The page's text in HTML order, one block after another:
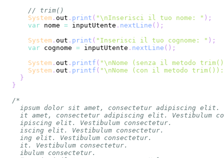
// trim()
System . out . print ( "\nInserisci il tuo nome: " ) ;
var nome = inputUtente . nextLine ( ) ;
System . out . print ( "Inserisci il tuo cognome: " ) ;
var cognome = inputUtente . nextLine ( ) ;
System . out . printf ( "\nNome (senza il metodo
System . out . printf ( "\nNome (con il metodo trim()):
}
}